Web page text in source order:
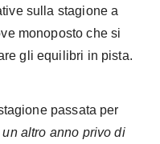
sulla stagione a
monoposto che si
gli equilibri in pista.
passata per
altro anno privo di